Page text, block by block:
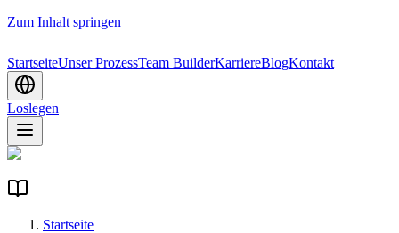
Zum Inhalt springen
StartseiteUnser ProzessTeam BuilderKarriereBlogKontakt
Loslegen
Startseite